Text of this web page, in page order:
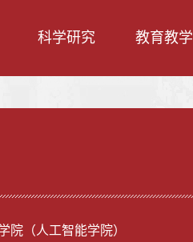
科学研究 教育教学
院（人工智能学院）